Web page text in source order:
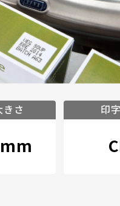
きさ 印